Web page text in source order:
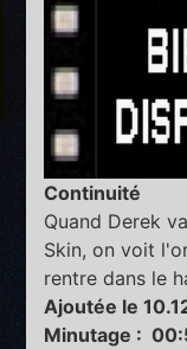
Continuité
Quand Derek
Skin, on voit
rentre dans le
Ajoutée le
Minutage :